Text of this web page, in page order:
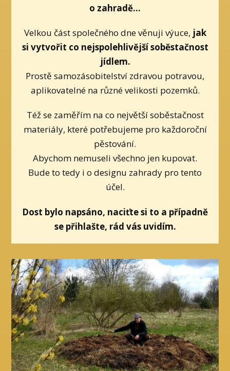
o zahradě...
Velkou část společného dne věnuji výuce, jak
si vytvořit co nejspolehlivější soběstačnost
jídlem.
Prostě samozásobitelství zdravou potravou,
aplikovatelné na různé velikosti pozemků.
Též se zaměřím na co největší soběstačnost
materiály, které potřebujeme pro každoroční
pěstování.
Abychom nemuseli všechno jen kupovat.
Bude to tedy i o designu zahrady pro tento
účel.
Dost bylo napsáno, naciťte si to a případně
se přihlašte, rád vás uvidím.